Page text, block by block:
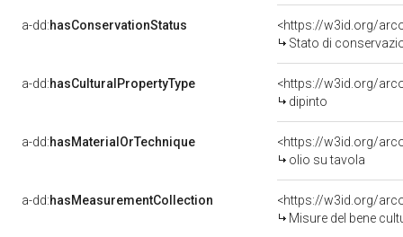
a-dd:hasConservationStatus
Stato di
a-dd:hasCulturalPropertyType
dipinto
a-dd:hasMaterialOrTechnique
<https://w3id.org/
olio su tavola
a-dd:hasMeasurementCollection
<https://w3id.org/
Misure del bene